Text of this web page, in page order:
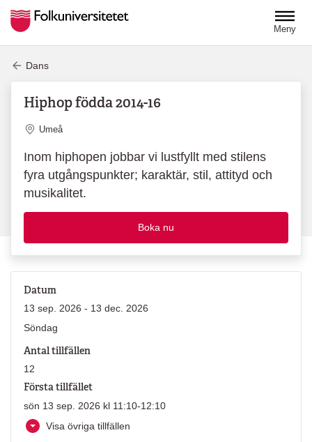
Meny
Dans
Hiphop födda 2014-16
Plats
Umeå
Inom hiphopen jobbar vi lustfyllt med stilens
fyra utgångspunkter; karaktär, stil, attityd och
musikalitet.
Boka nu
Datum
13 sep. 2026 - 13 dec. 2026
Söndag
Antal tillfällen
12
Första tillfället
sön 13 sep. 2026 kl 11:10-12:10
Visa övriga tillfällen